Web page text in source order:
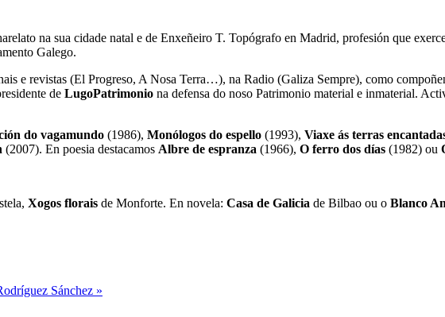
na sua cidade natal e de Enxeñeiro T. Topógrafo en Madrid, profesión que
Galego.
e revistas (El Progreso, A Nosa Terra…), na Radio (Galiza Sempre), como
de LugoPatrimonio na defensa do noso Patrimonio material e inmaterial.
do vagamundo (1986), Monólogos do espello (1993), Viaxe ás terras
(2007). En poesia destacamos Albre de espranza (1966), O ferro dos días (1982) ou
Xogos florais de Monforte. En novela: Casa de Galicia de Bilbao ou o Blanco
Sánchez »